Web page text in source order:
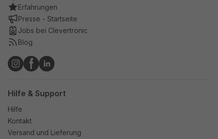
Erfahrungen
Presse - Startseite
Jobs bei Clevertronic
Blog
Hilfe & Support
Hilfe
Kontakt
Versand und Lieferung